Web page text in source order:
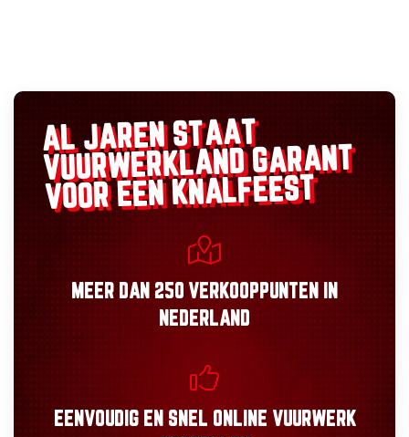
AL JAREN STAAT
VUURWERKLANDGARANT
VOOR EEN KNALFEEST
MEER DAN 250 VERKOOPPUNTEN
IN
NEDERLAND
EENVOUDIGEN SNEL ONLINE VUURWERK